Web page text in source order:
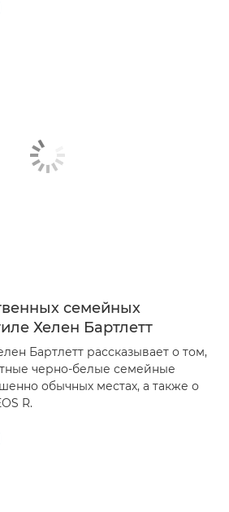
семейных
Хелен Бартлетт
Бартлетт рассказывает о том,
черно-белые семейные
обычных местах, а также о
R.